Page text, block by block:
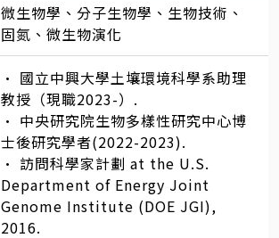
微生物學、分子生物學、生物技術、
固氮、微生物演化
• 國立中興大學土壤環境科學系助理
教授（現職2023-）.
• 中央研究院生物多樣性研究中心博
士後研究學者(2022-2023).
• 訪問科學家計劃 at the U.S.
Department of Energy Joint
Genome Institute (DOE JGI),
2016.